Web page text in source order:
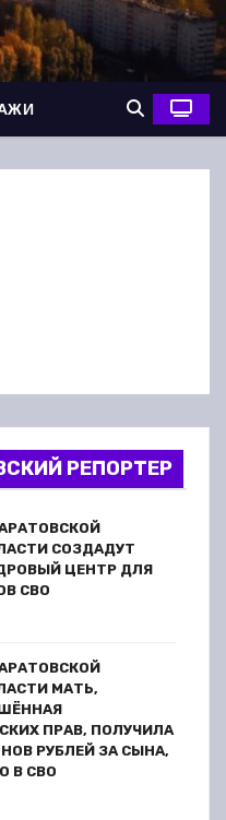
РЕПОРТЕР
СОЗДАДУТ
ЦЕНТР ДЛЯ
СВО
МАТЬ,
ПРАВ, ПОЛУЧИЛА
РУБЛЕЙ ЗА СЫНА,
В СВО